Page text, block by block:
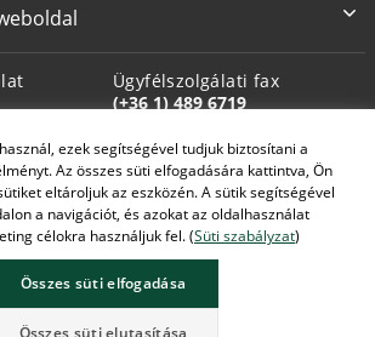
ezek segítségével tudjuk biztosítani a
Az összes süti elfogadására kattintva, Ön
eltároljuk az eszközén. A sütik segítségével
a navigációt, és azokat az oldalhasználat
célokra használjuk fel. (Süti szabályzat)
Összes süti elfogadása
Összes süti elutasítása
Ügyfélszolgálati fax
(+36 1) 489 6719
Kárügyintézési fax
(+36 1) 489 6698